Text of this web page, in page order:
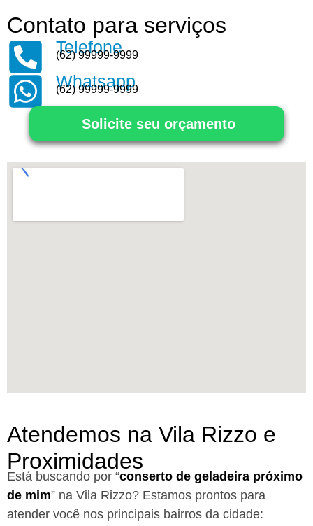
Contato para serviços
Telefone
(62) 99999-9999
Whatsapp
(62) 99999-9999
Solicite seu orçamento
Atendemos na Vila Rizzo e
Proximidades
Está buscando por “conserto de geladeira próximo
de mim” na Vila Rizzo? Estamos prontos para
atender você nos principais bairros da cidade: